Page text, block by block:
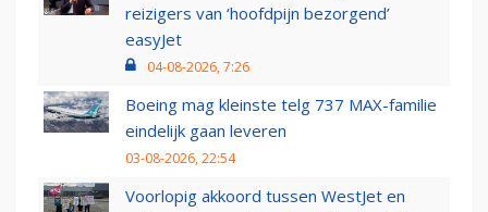
reizigers van ‘hoofdpijn bezorgend’
easyJet
04-08-2026, 7:26
Boeing mag kleinste telg 737 MAX-familie
eindelijk gaan leveren
03-08-2026, 22:54
Voorlopig akkoord tussen WestJet en